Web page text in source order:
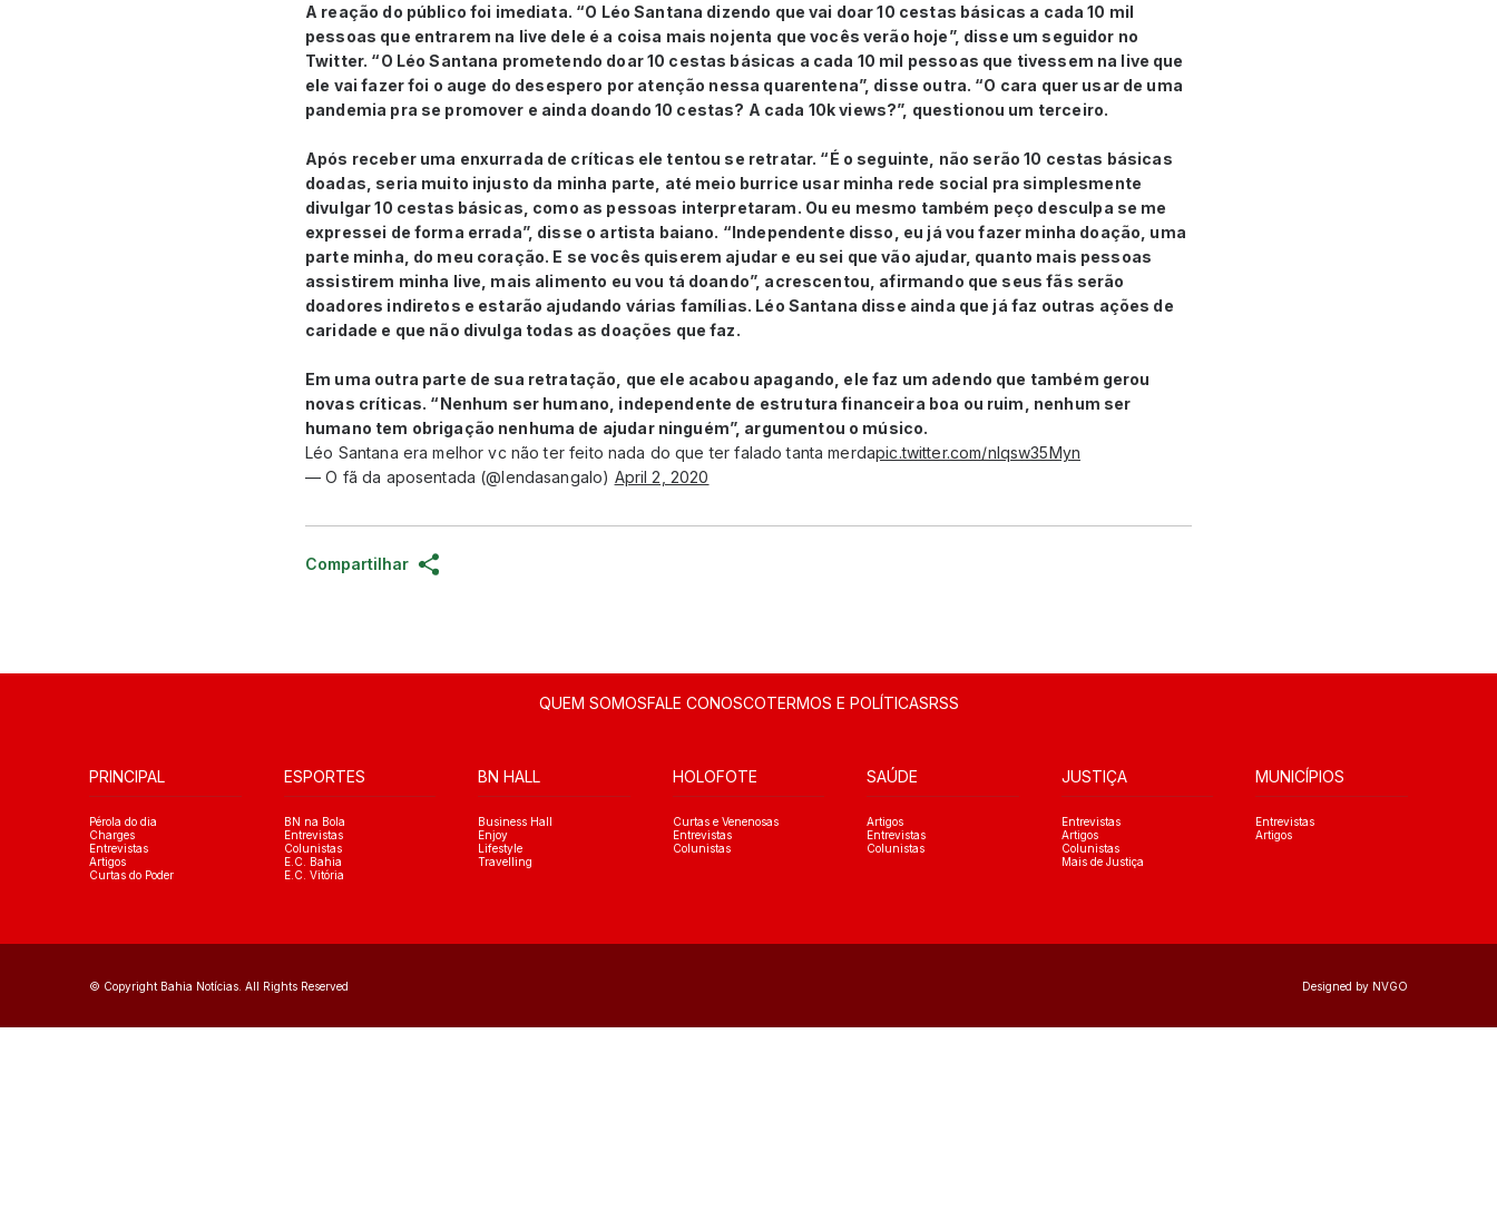
A reação do público foi imediata. “O Léo Santana dizendo que vai doar 10 cestas básicas a cada 10 mil
pessoas que entrarem na live dele é a coisa mais nojenta que vocês verão hoje”, disse um seguidor no
Twitter. “O Léo Santana prometendo doar 10 cestas básicas a cada 10 mil pessoas que tivessem na live que
ele vai fazer foi o auge do desespero por atenção nessa quarentena”, disse outra. “O cara quer usar de uma
pandemia pra se promover e ainda doando 10 cestas? A cada 10k views?”, questionou um terceiro.
Após receber uma enxurrada de críticas ele tentou se retratar. “É o seguinte, não serão 10 cestas básicas
doadas, seria muito injusto da minha parte, até meio burrice usar minha rede social pra simplesmente
divulgar 10 cestas básicas, como as pessoas interpretaram. Ou eu mesmo também peço desculpa se me
expressei de forma errada”, disse o artista baiano. “Independente disso, eu já vou fazer minha doação, uma
parte minha, do meu coração. E se vocês quiserem ajudar e eu sei que vão ajudar, quanto mais pessoas
assistirem minha live, mais alimento eu vou tá doando”, acrescentou, afirmando que seus fãs serão
doadores indiretos e estarão ajudando várias famílias. Léo Santana disse ainda que já faz outras ações de
caridade e que não divulga todas as doações que faz.
Em uma outra parte de sua retratação, que ele acabou apagando, ele faz um adendo que também gerou
novas críticas. “Nenhum ser humano, independente de estrutura financeira boa ou ruim, nenhum ser
humano tem obrigação nenhuma de ajudar ninguém”, argumentou o músico.
Léo Santana era melhor vc não ter feito nada do que ter falado tanta merdapic.twitter.com/nlqsw35Myn
— O fã da aposentada (@lendasangalo) April 2, 2020
Compartilhar
QUEM SOMOSFALE CONOSCOTERMOS E POLÍTICASRSS
PRINCIPAL
Pérola do dia
Charges
Entrevistas
Artigos
Curtas do Poder
ESPORTES
BN na Bola
Entrevistas
Colunistas
E.C. Bahia
E.C. Vitória
BN HALL
Business Hall
Enjoy
Lifestyle
Travelling
HOLOFOTE
Curtas e Venenosas
Entrevistas
Colunistas
SAÚDE
Artigos
Entrevistas
Colunistas
JUSTIÇA
Entrevistas
Artigos
Colunistas
Mais de Justiça
MUNICÍPIOS
Entrevistas
Artigos
© Copyright Bahia Notícias. All Rights Reserved Designed by NVGO